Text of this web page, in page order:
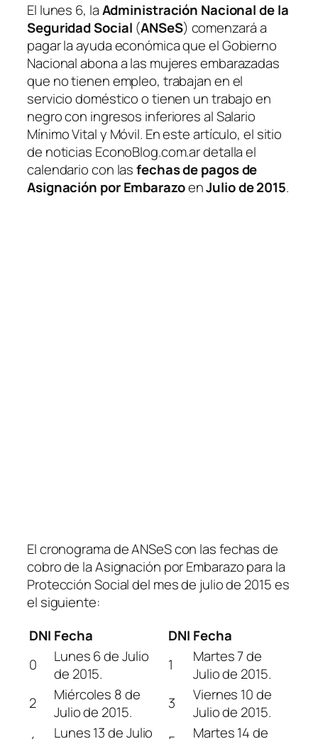
El lunes 6, laAdministración Nacional de la
Seguridad Social (ANSeS) comenzará a
pagar la ayuda económica que el Gobierno
Nacional abona a las mujeres embarazadas
que no tienen empleo, trabajan en el
servicio doméstico o tienen un trabajo en
negro con ingresos inferiores al Salario
Mínimo Vital y Móvil. En este artículo, el sitio
de noticias EconoBlog.com.ar detalla el
calendario con lasfechas de pagos de
Asignación por EmbarazoenJulio de 2015.
El cronograma de ANSeS con las fechas de
cobro de la Asignación por Embarazo para la
Protección Social del mes de julio de 2015 es
el siguiente:
DNI Fecha DNI Fecha
0
Lunes 6 de Julio
de 2015.
1
Martes 7 de
Julio de 2015.
2
Miércoles 8 de
Julio de 2015.
3
Viernes 10 de
Julio de 2015.
Lunes 13 de Julio Martes 14 de